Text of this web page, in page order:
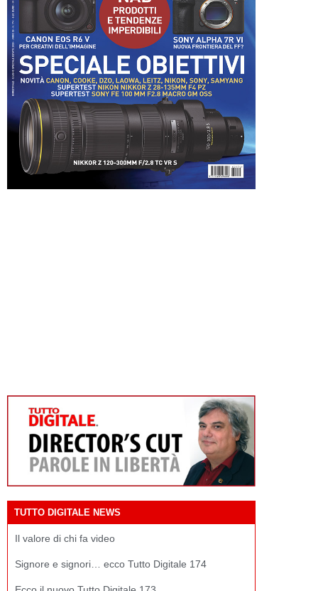
TUTTO DIGITALE NEWS
Il valore di chi fa video
Signore e signori… ecco Tutto Digitale 174